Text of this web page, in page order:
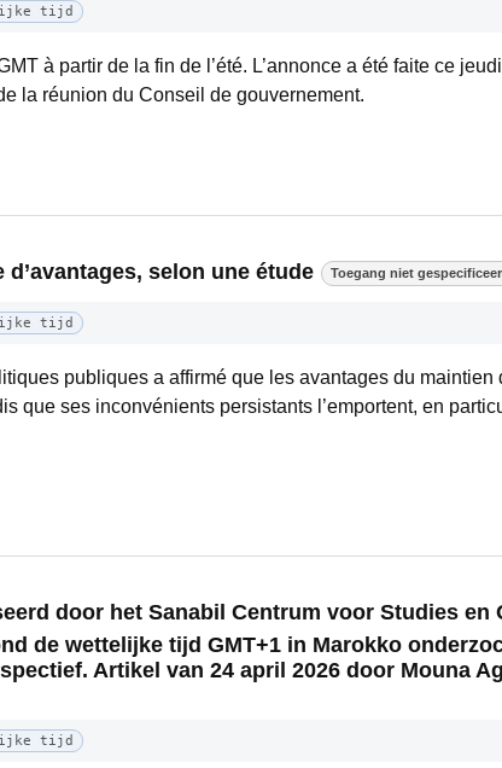
tijd
à partir de la fin de l’été. L’annonce a été faite ce
la réunion du Conseil de gouvernement.
selon une étude Toegang niet
tijd
publiques a affirmé que les avantages du maintien
que ses inconvénients persistants l’emportent, en
door het Sanabil Centrum voor Studies en
de wettelijke tijd GMT+1 in Marokko
Artikel van 24 april 2026 door Mouna
tijd